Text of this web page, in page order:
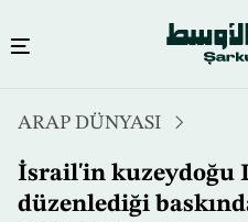
atla
ARAP DÜNYASI
İsrail'in kuzeydoğu
düzenlediği